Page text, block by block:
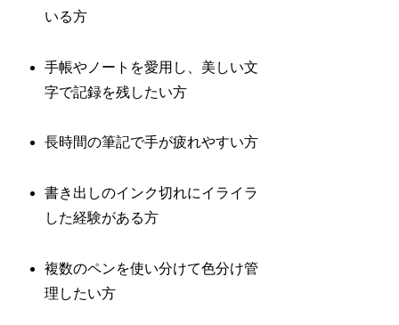
いる方
手帳やノートを愛用し、美しい文
字で記録を残したい方
長時間の筆記で手が疲れやすい方
書き出しのインク切れにイライラ
した経験がある方
複数のペンを使い分けて色分け管
理したい方